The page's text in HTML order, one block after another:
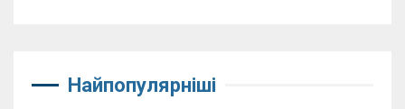
Найпопулярніші